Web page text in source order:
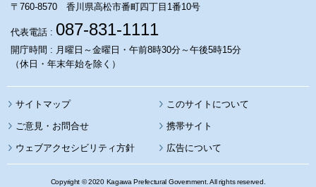
〒760-8570 香川県高松市番町四丁目1番10号
代表電話 : 087-831-1111
開庁時間 : 月曜日～金曜日・午前8時30分～午後5時15分
（休日・年末年始を除く）
サイトマップ このサイトについて
携帯サイト
ウェブアクセシビリティ方針 広告について
Copyright © 2020 Kagawa Prefectural Government. All rights reserved.